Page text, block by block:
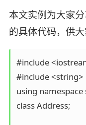
本文实例为大家
的具体代码，供
#include
#include <string>
using namespace
class Address;